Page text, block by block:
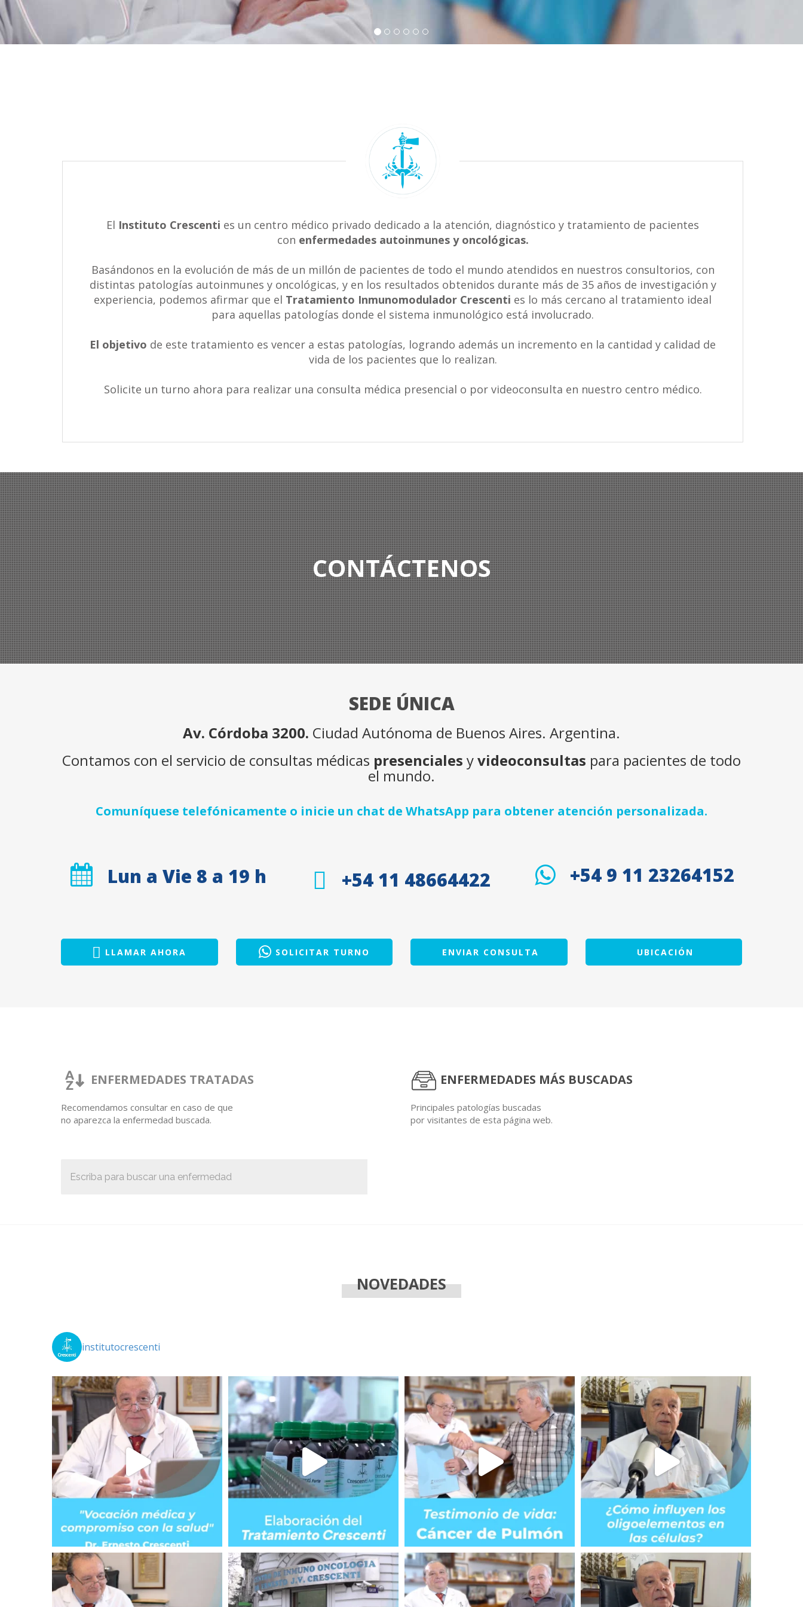
El Instituto Crescenti es un centro médico privado dedicado a la atención, diagnóstico y tratamiento de pacientes
con enfermedades autoinmunes y oncológicas.
Basándonos en la evolución de más de un millón de pacientes de todo el mundo atendidos en nuestros consultorios, con
distintas patologías autoinmunes y oncológicas, y en los resultados obtenidos durante más de 35 años de investigación y
experiencia, podemos afirmar que el Tratamiento Inmunomodulador Crescenti es lo más cercano al tratamiento ideal
para aquellas patologías donde el sistema inmunológico está involucrado.
El objetivo de este tratamiento es vencer a estas patologías, logrando además un incremento en la cantidad y calidad de
vida de los pacientes que lo realizan.
Solicite un turno ahora para realizar una consulta médica presencial o por videoconsulta en nuestro centro médico.
CONTÁCTENOS
SEDE ÚNICA
Av. Córdoba 3200. Ciudad Autónoma de Buenos Aires. Argentina.
Contamos con el servicio de consultas médicas presenciales yvideoconsultas para pacientes de todo
el mundo.
Comuníquese telefónicamente o inicie un chat de WhatsApp para obtener atención personalizada.
Lun a Vie 8 a 19 h +54 11 48664422 +54 9 11 23264152
LLAMAR AHORA SOLICITAR TURNO ENVIAR CONSULTA UBICACIÓN
ENFERMEDADES TRATADAS
Recomendamos consultar en caso de que
no aparezca la enfermedad buscada.
ENFERMEDADES MÁS BUSCADAS
Principales patologías buscadas
por visitantes de esta página web.
NOVEDADES
institutocrescenti